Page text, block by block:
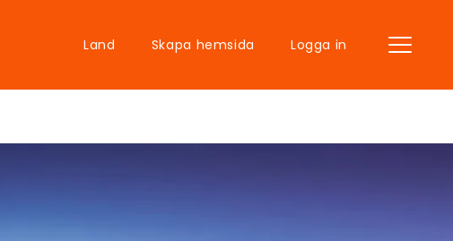
Land Skapa hemsida Logga in